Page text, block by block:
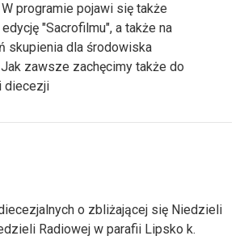
programie pojawi się także
"Sacrofilmu", a także na
skupienia dla środowiska
zawsze zachęcimy także do
diecezji
o zbliżającej się Niedzieli
Radiowej w parafii Lipsko k.